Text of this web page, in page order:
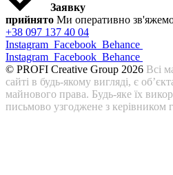
Заявку
прийнято Ми оперативно
+38 097 137 40 04
Instagram Facebook Behance
Instagram Facebook Behance
© PROFI Creative Group 2026 Всі
сайті в будь-якому вигляді, є
майнового права. Будь-яке їх
письмово узгоджене з керівником